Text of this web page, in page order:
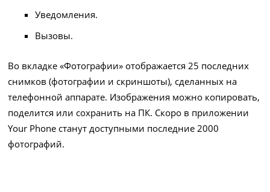
Уведомления.
Вызовы.
Во вкладке «Фотографии» отображается 25 последних
снимков (фотографии и скриншоты), сделанных на
телефонной аппарате. Изображения можно копировать,
поделится или сохранить на ПК. Скоро в приложении
Your Phone станут доступными последние 2000
фотографий.